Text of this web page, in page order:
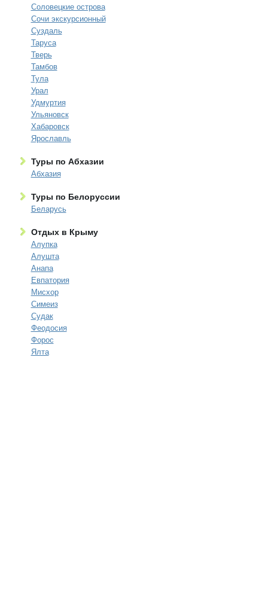
Соловецкие острова
Сочи экскурсионный
Суздаль
Таруса
Тверь
Тамбов
Тула
Урал
Удмуртия
Ульяновск
Хабаровск
Ярославль
Туры по Абхазии
Абхазия
Туры по Белоруссии
Беларусь
Отдых в Крыму
Алупка
Алушта
Анапа
Евпатория
Мисхор
Симеиз
Судак
Феодосия
Форос
Ялта